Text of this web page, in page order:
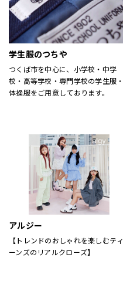
学生服のつちや
つくば市を中心に、小学校・中学
校・高等学校・専門学校の学生服・
体操服をご用意しております。
アルジー
【トレンドのおしゃれを楽しむティ
ーンズのリアルクローズ】